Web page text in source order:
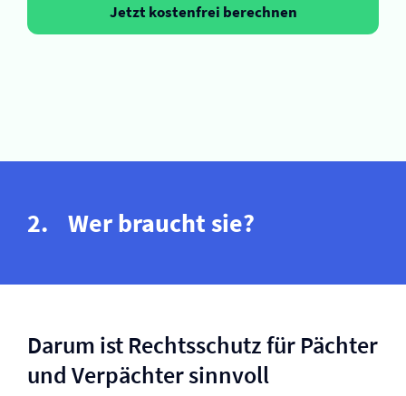
Jetzt kostenfrei berechnen
Wer braucht sie?
Darum ist Rechtsschutz für Pächter
und Verpächter sinnvoll